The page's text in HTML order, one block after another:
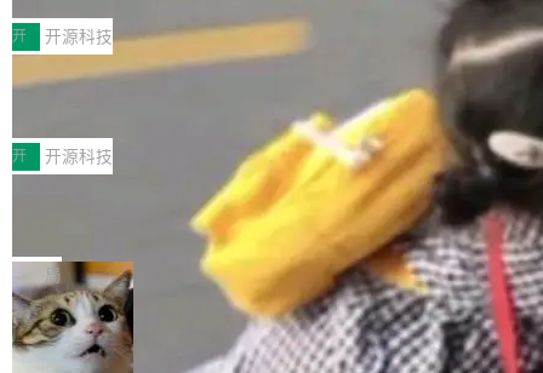
MPComm将作为一种传输引擎接入Mooncake T
ENT，实现零拷贝传输性能提升30%、非零拷贝
传输性能最高提升5倍。UCL-MPComm底层基
于自研UCL-Engine通信引擎，后续腾讯网平将
持续开源更多基于UCL-Engine的高性能通信组
件。 腾讯网平团队在UCL-MPComm中实现了一
个独立于业务线程的全局通信引擎（Engine），
型案例入选名单》，深信服“面向企业研发场景的
开源 AI 编程平台 CoStrict 应用”凭借卓越的技术
创新与落地成效成功入选。 全链路私有化部署，
助力企业AI研发安全落地 当前，越来越多企业已
经开始引入 AI Coding 工具，通过调用公有云模
型或企业内部部署模型提升研发效率。但随着 AI
Coding 从个人辅助工具逐步走向团队级、组织
级应用，企业在规模化落地过程中，对安全性、
可控性和代码质量提出了更高要求。 首先是数据
安全与合规要求。对于大多数普通研发场景，公
有云模型能够满足快速试用和效率提升的需求。
但对于金融、能源、医疗等对数据安全要求较...
开 开源科技
深信服AI算力网关入选工信部人工智能
前不久，工业和信息化部正式发布《2025年人工
智能应用典型案例名单》，集中展示人工智能在
各领域的应用成果，覆盖技术底座、行业赋能、
产品应用、支撑保障、专题等五大方向。深信服
AI算力网关（AI创新平台）成功入选！ 随着各行
各业的Agent走向规模化建设，算力构成形态逐
渐丰富，用户关注的重点也在发生变化：不只是
让AI用起来，还要进一步看清混合算力时代下，
Token花在哪里、算力是否被充分利用，以及持
开 开源科技
Jeff Dean 离开 Google：一个时代的结
束，一个实验室的开始
Google 员工编号 20。MapReduce 作者之一。
Bigtable 作者之一。TensorFlow 的作者之一。
Gemini 的架构师。Google 首席科学家。 Jeff D
ean 在 Google 工作了 27 年后，宣布离职。 他
不是一个人走。一同离开的还有 Sanjay Ghema
局
🔥 SolonCode v2026.8.4 发布：界面
字体可调、22 种语言、记忆搜索增强
打开终端就能上岗的全中文编码智能体，这一轮